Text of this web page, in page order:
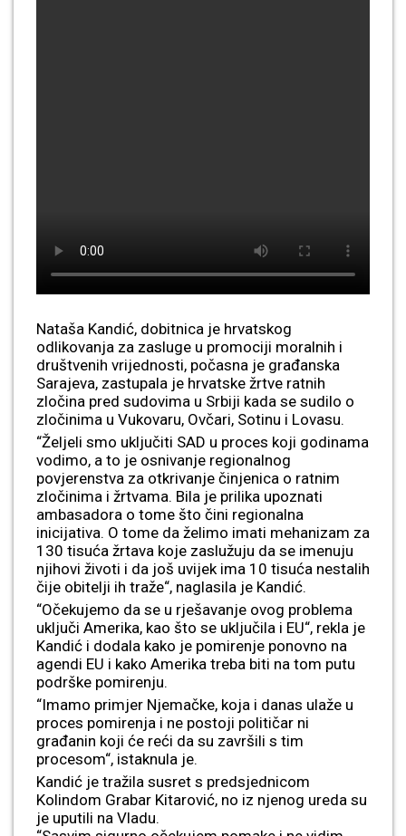
Nataša Kandić, dobitnica je hrvatskog
odlikovanja za zasluge u promociji moralnih i
društvenih vrijednosti, počasna je građanska
Sarajeva, zastupala je hrvatske žrtve ratnih
zločina pred sudovima u Srbiji kada se sudilo o
zločinima u Vukovaru, Ovčari, Sotinu i Lovasu.
“Željeli smo uključiti SAD u proces koji godinama
vodimo, a to je osnivanje regionalnog
povjerenstva za otkrivanje činjenica o ratnim
zločinima i žrtvama. Bila je prilika upoznati
ambasadora o tome što čini regionalna
inicijativa. O tome da želimo imati mehanizam za
130 tisuća žrtava koje zaslužuju da se imenuju
njihovi životi i da još uvijek ima 10 tisuća nestalih
čije obitelji ih traže“, naglasila je Kandić.
“Očekujemo da se u rješavanje ovog problema
uključi Amerika, kao što se uključila i EU“, rekla je
Kandić i dodala kako je pomirenje ponovno na
agendi EU i kako Amerika treba biti na tom putu
podrške pomirenju.
“Imamo primjer Njemačke, koja i danas ulaže u
proces pomirenja i ne postoji političar ni
građanin koji će reći da su završili s tim
procesom“, istaknula je.
Kandić je tražila susret s predsjednicom
Kolindom Grabar Kitarović, no iz njenog ureda su
je uputili na Vladu.